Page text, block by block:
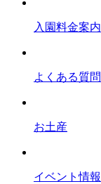
入園料金案内
よくある質問
お土産
イベント情報